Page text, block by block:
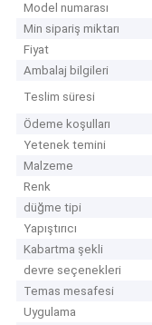
Model numarası
Min sipariş miktarı
Fiyat
Ambalaj bilgileri
Teslim süresi
Ödeme koşulları
Yetenek temini
Malzeme
Renk
düğme tipi
Yapıştırıcı
Kabartma şekli
devre seçenekleri
Temas mesafesi
Uygulama